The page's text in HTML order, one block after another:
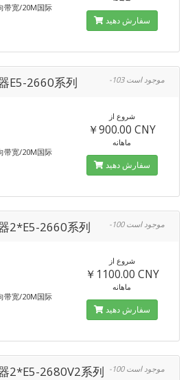
带宽/20M国际
سفارش دهید
E5-2660系列 -103 موجود است
带宽/20M国际
شروع از
￥900.00 CNY
ماهانه
سفارش دهید
2*E5-2660系列 -100 موجود است
带宽/20M国际
شروع از
￥1100.00 CNY
ماهانه
سفارش دهید
2*E5-2680V2系列 -100 موجود است